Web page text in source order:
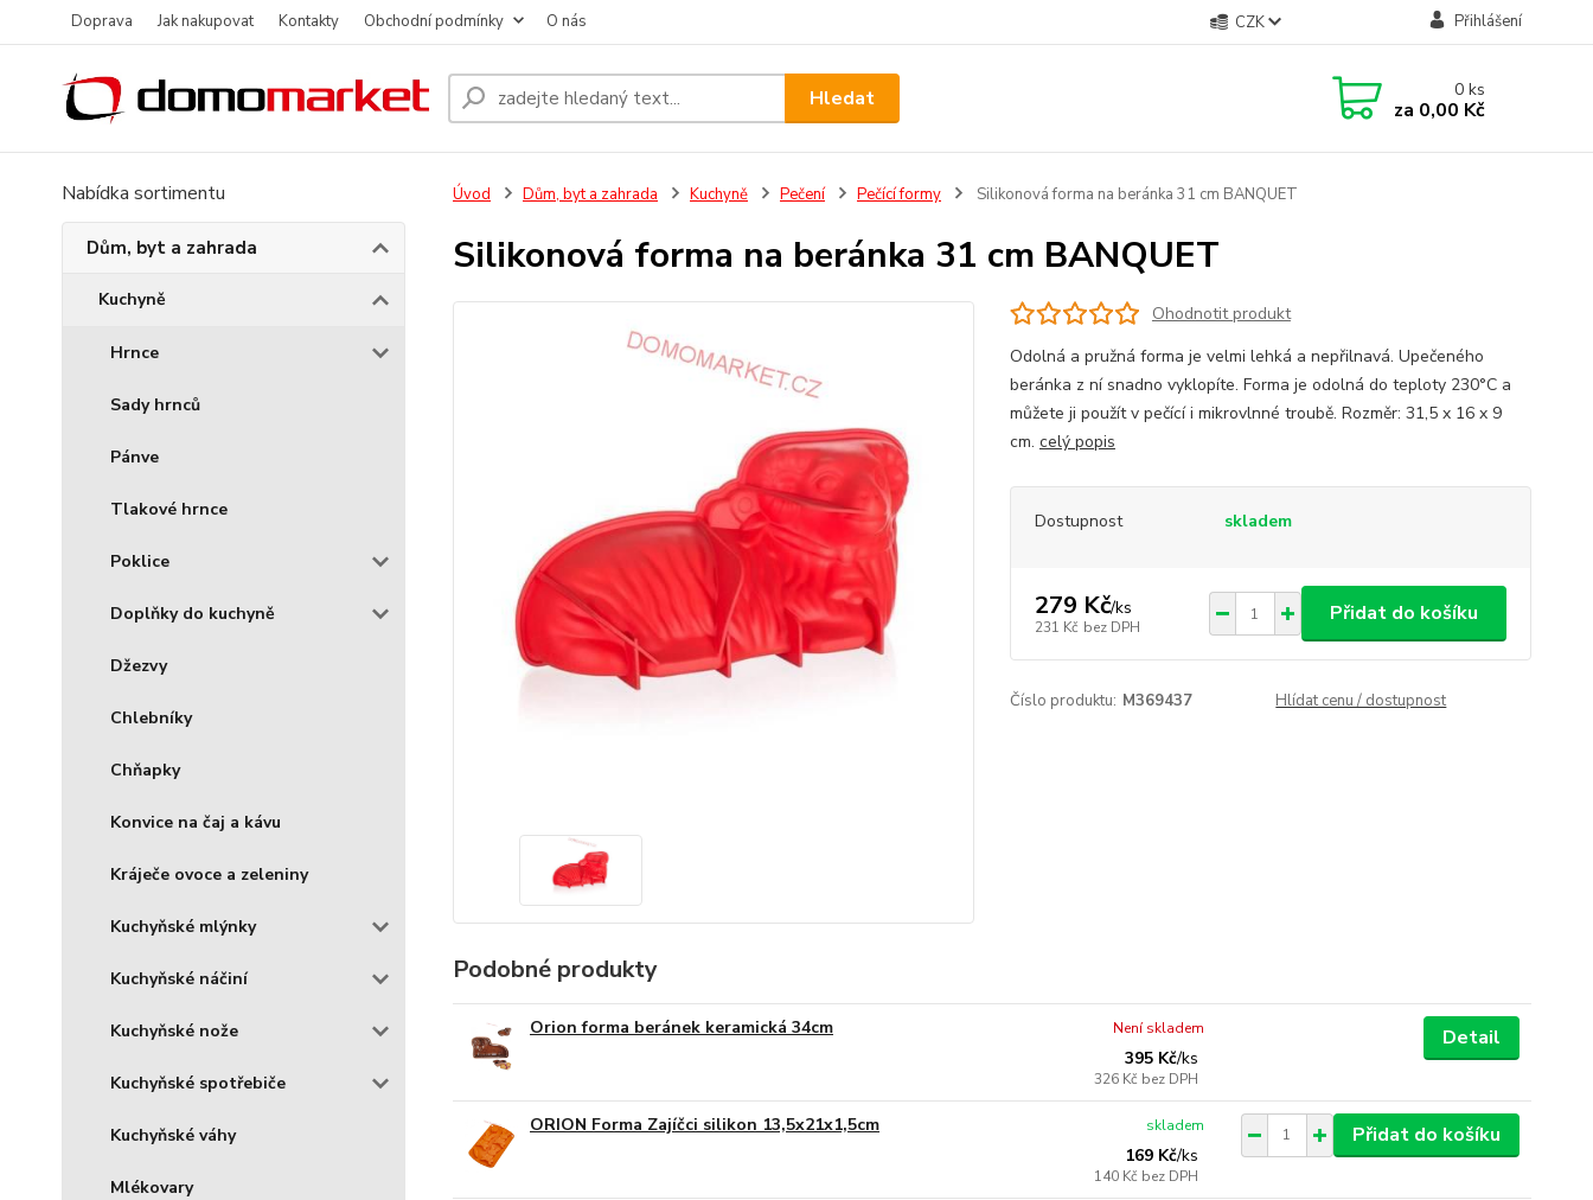
Doprava Jak nakupovat Kontakty Obchodní podmínky O nás CZK Přihlášení
Hledat 0ks
za 0,00 Kč
Nabídka sortimentu
Dům, byt a zahrada
Kuchyně
Hrnce
Sady hrnců
Pánve
Tlakové hrnce
Poklice
Doplňky do kuchyně
Džezvy
Chlebníky
Chňapky
Konvice na čaj a kávu
Kráječe ovoce a zeleniny
Kuchyňské mlýnky
Kuchyňské náčiní
Kuchyňské nože
Kuchyňské spotřebiče
Kuchyňské váhy
Mlékovary
Úvod Dům, byt a zahrada Kuchyně Pečení Pečící formy Silikonová forma na beránka 31 cm BANQUET
Silikonová forma na beránka 31 cm BANQUET
Ohodnotit produkt
Odolná a pružná forma je velmi lehká a nepřilnavá. Upečeného
beránka z ní snadno vyklopíte. Forma je odolná do teploty 230°C a
můžete ji použít v pečící i mikrovlnné troubě. Rozměr: 31,5 x 16 x 9
cm. celý popis
Dostupnost skladem
279 Kč/ks
231 Kč bez DPH
Přidat do košíku
Číslo produktu: M369437 Hlídat cenu / dostupnost
Podobné produkty
Orion forma beránek keramická 34cm
395 Kč/ks
326 Kč bez DPH
Není skladem Detail
ORION Forma Zajíčci silikon 13,5x21x1,5cm
169 Kč/ks
140 Kč bez DPH
skladem Přidat do košíku